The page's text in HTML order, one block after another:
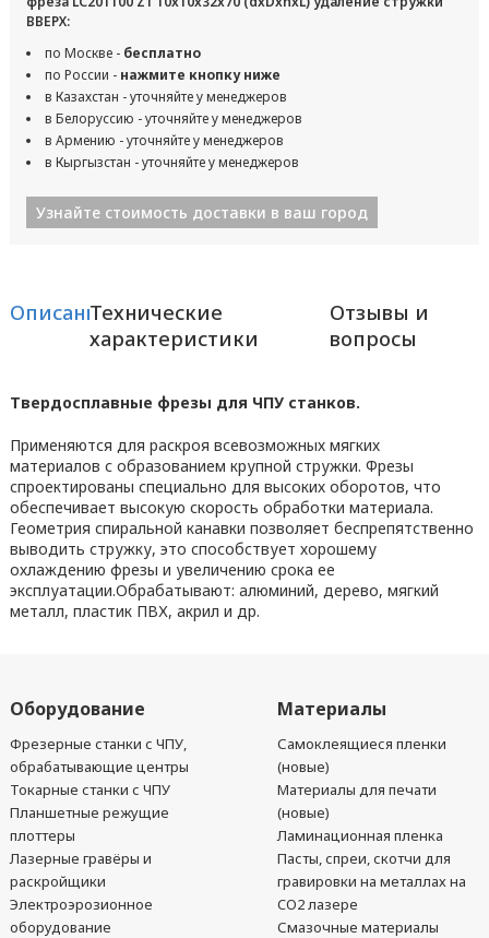
ВВЕРХ:
по Москве - бесплатно
по России - нажмите кнопку ниже
в Казахстан - уточняйте у менеджеров
в Белоруссию - уточняйте у менеджеров
в Армению - уточняйте у менеджеров
в Кыргызстан - уточняйте у менеджеров
Узнайте стоимость доставки в ваш город
ОписаниеТехнические
характеристики
Отзывы и
вопросы
Твердосплавные фрезы для ЧПУ станков.
Применяются для раскроя всевозможных мягких
материалов с образованием крупной стружки. Фрезы
спроектированы специально для высоких оборотов, что
обеспечивает высокую скорость обработки материала.
Геометрия спиральной канавки позволяет беспрепятственно
выводить стружку, это способствует хорошему
охлаждению фрезы и увеличению срока ее
эксплуатации.Обрабатывают: алюминий, дерево, мягкий
металл, пластик ПВХ, акрил и др.
Оборудование
Фрезерные станки с ЧПУ,
обрабатывающие центры
Токарные станки с ЧПУ
Планшетные режущие
плоттеры
Лазерные гравёры и
раскройщики
Электроэрозионное
оборудование
Материалы
Самоклеящиеся пленки
(новые)
Материалы для печати
(новые)
Ламинационная пленка
Пасты, спреи, скотчи для
гравировки на металлах на
CO2 лазере
Смазочные материалы